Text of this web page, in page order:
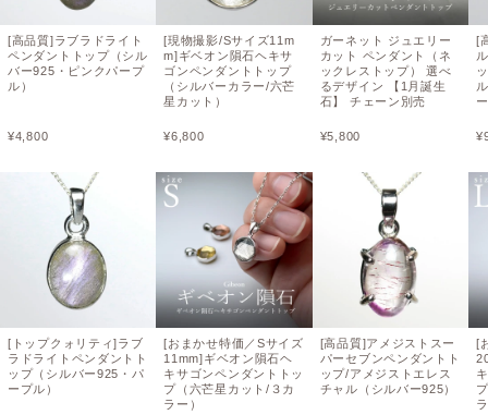
[高品質]ラブラドライト
ペンダントトップ（シル
バー925・ピンクパープ
ル）
¥4,800
[トップクォリティ]ラブ
ラドライトペンダントト
ップ（シルバー925・パ
ープル）
[現物撮影/Sサイズ11m
m]ギベオン隕石ヘキサ
ゴンペンダントトップ
（シルバーカラー/六芒
星カット）
¥6,800
[おまかせ特価／Sサイズ
11mm]ギベオン隕石ヘ
キサゴンペンダントトッ
プ（六芒星カット/３カ
ラー）
ガーネット ジュエリー
カット ペンダント（ネ
ックレストップ） 選べ
るデザイン 【1月誕生
石】 チェーン別売
¥5,800
[高品質]アメジストスー
パーセブンペンダントト
ップ/アメジストエレス
チャル（シルバー925）
[
¥
[